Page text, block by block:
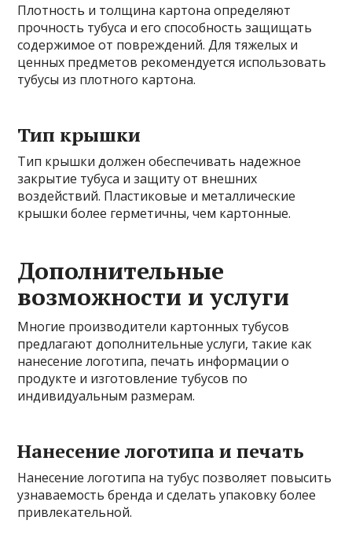
Плотность и толщина картона определяют
прочность тубуса и его способность защищать
содержимое от повреждений. Для тяжелых и
ценных предметов рекомендуется использовать
тубусы из плотного картона.
Тип крышки
Тип крышки должен обеспечивать надежное
закрытие тубуса и защиту от внешних
воздействий. Пластиковые и металлические
крышки более герметичны, чем картонные.
Дополнительные
возможности и услуги
Многие производители картонных тубусов
предлагают дополнительные услуги, такие как
нанесение логотипа, печать информации о
продукте и изготовление тубусов по
индивидуальным размерам.
Нанесение логотипа и печать
Нанесение логотипа на тубус позволяет повысить
узнаваемость бренда и сделать упаковку более
привлекательной.